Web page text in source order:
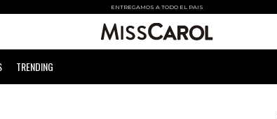
ENTREGAMOS A TODO EL PAIS
TRENDING